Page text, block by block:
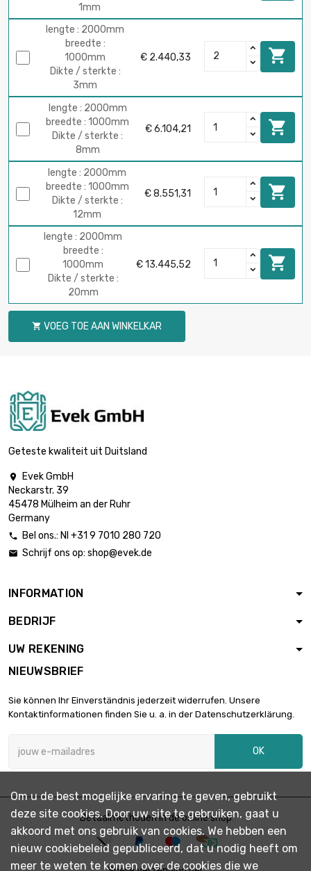
1mm
lengte : 2000mm
breedte :
1000mm
Dikte / sterkte :
3mm
€ 2.440,33 
lengte : 2000mm
breedte : 1000mm
Dikte / sterkte :
8mm
€ 6.104,21 
lengte : 2000mm
breedte : 1000mm
Dikte / sterkte :
12mm
€ 8.551,31 
lengte : 2000mm
breedte :
1000mm
Dikte / sterkte :
20mm
€ 13.445,52 
 VOEG TOE AAN WINKELKAR
Geteste kwaliteit uit Duitsland

Evek GmbH
Neckarstr. 39
45478 Mülheim an der Ruhr
Germany
 Bel ons.: Nl +31 9 7010 280 720
 Schrijf ons op: shop@evek.de
INFORMATION
BEDRIJF
UW REKENING
NIEUWSBRIEF
Sie können Ihr Einverständnis jederzeit widerrufen. Unsere
Kontaktinformationen finden Sie u. a. in der Datenschutzerklärung.
OK
Betaalmethoden in de online shop
Om u de best mogelijke ervaring te geven, gebruikt
deze site cookies. Door uw site te gebruiken, gaat u
akkoord met ons gebruik van cookies. We hebben een
nieuw cookiebeleid gepubliceerd, dat u nodig heeft om
meer te weten te komen over de cookies die we